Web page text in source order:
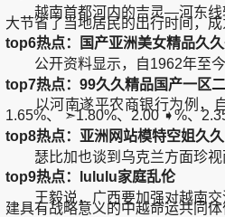
越南首都河内的吉灵—河东线轻
大节省了当地居民的出行时间，
top6热点：国产亚洲美女精品久
公开资料显示，自1962年至今
top7热点：99久久精品国产一区
以河南遂平农商银行为例，自3
1.65%、 ➣1.80%、2.00 ➧%、
top8热点：亚洲网站模特空姐久久
瑟比加也谈到乌克兰方面珍视
top9热点：lululu家庭乱伦
王毅说，广西要加强对越南交
建具有战略意义的中越命运共同体